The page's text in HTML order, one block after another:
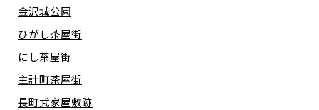
金沢城公園
ひがし茶屋街
にし茶屋街
主計町茶屋街
長町武家屋敷跡